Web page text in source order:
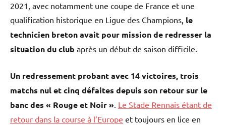
2021, avec notamment une coupe de France et une
qualification historique en Ligue des Champions, le
technicien breton avait pour mission de redresser la
situation du club après un début de saison difficile.
Un redressement probant avec 14 victoires, trois
matchs nul et cinq défaites depuis son retour sur le
banc des « Rouge et Noir ». Le Stade Rennais étant de
retour dans la course à l’Europe et toujours en lice en